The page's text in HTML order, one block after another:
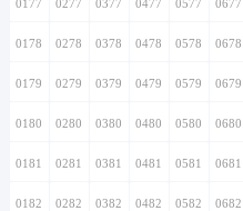
0177 0277 0377 0477 0577 0677
0178 0278 0378 0478 0578 0678
0179 0279 0379 0479 0579 0679
0180 0280 0380 0480 0580 0680
0181 0281 0381 0481 0581 0681
0182 0282 0382 0482 0582 0682